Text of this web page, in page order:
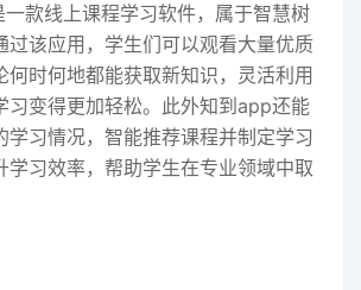
款线上课程学习软件，属于智慧树
过该应用，学生们可以观看大量优质
何时何地都能获取新知识，灵活利用
习变得更加轻松。此外知到app还能
学习情况，智能推荐课程并制定学习
学习效率，帮助学生在专业领域中取